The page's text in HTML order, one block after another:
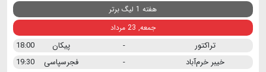
هفته 1 لیگ برتر
جمعه, 23 مرداد
تراکتور - پیکان
18:00
خیبر خرم‌آباد
- فجرسپاسی
19:30